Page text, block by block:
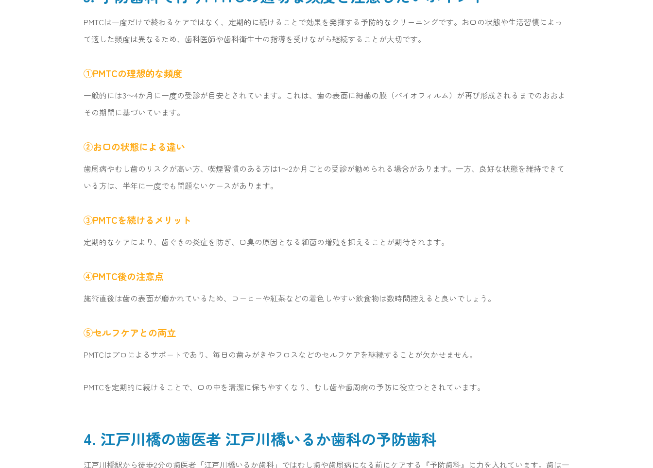
PMTCは一度だけで終わるケアではなく、定期的に続けることで効果を発揮する予防的なクリーニングです。お口の状態や生活習慣によっ
て適した頻度は異なるため、歯科医師や歯科衛生士の指導を受けながら継続することが大切です。
①PMTCの理想的な頻度
一般的には3〜4か月に一度の受診が目安とされています。これは、歯の表面に細菌の膜（バイオフィルム）が再び形成されるまでのおおよ
その期間に基づいています。
②お口の状態による違い
歯周病やむし歯のリスクが高い方、喫煙習慣のある方は1〜2か月ごとの受診が勧められる場合があります。一方、良好な状態を維持できて
いる方は、半年に一度でも問題ないケースがあります。
③PMTCを続けるメリット
定期的なケアにより、歯ぐきの炎症を防ぎ、口臭の原因となる細菌の増殖を抑えることが期待されます。
④PMTC後の注意点
施術直後は歯の表面が磨かれているため、コーヒーや紅茶などの着色しやすい飲食物は数時間控えると良いでしょう。
⑤セルフケアとの両立
PMTCはプロによるサポートであり、毎日の歯みがきやフロスなどのセルフケアを継続することが欠かせません。
PMTCを定期的に続けることで、口の中を清潔に保ちやすくなり、むし歯や歯周病の予防に役立つとされています。
4. 江戸川橋の歯医者 江戸川橋いるか歯科の予防歯科
江戸川橋駅から徒歩2分の歯医者「江戸川橋いるか歯科」ではむし歯や歯周病になる前にケアする『予防歯科』に力を入れています。歯は一